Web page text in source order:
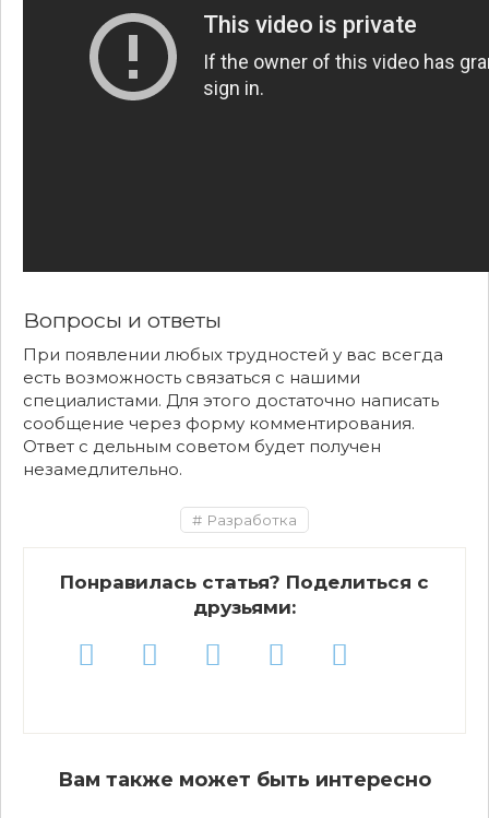
Вопросы и ответы
При появлении любых трудностей у вас всегда
есть возможность связаться с нашими
специалистами. Для этого достаточно написать
сообщение через форму комментирования.
Ответ с дельным советом будет получен
незамедлительно.
Разработка
Понравилась статья? Поделиться с
друзьями:
Вам также может быть интересно